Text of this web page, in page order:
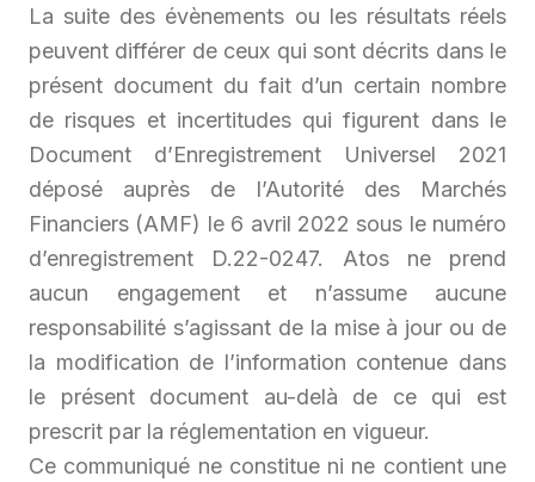
La suite des évènements ou les résultats réels
peuvent différer de ceux qui sont décrits dans le
présent document du fait d’un certain nombre
de risques et incertitudes qui figurent dans le
Document d’Enregistrement Universel 2021
déposé auprès de l’Autorité des Marchés
Financiers (AMF) le 6 avril 2022 sous le numéro
d’enregistrement D.22-0247. Atos ne prend
aucun engagement et n’assume aucune
responsabilité s’agissant de la mise à jour ou de
la modification de l’information contenue dans
le présent document au-delà de ce qui est
prescrit par la réglementation en vigueur.
Ce communiqué ne constitue ni ne contient une